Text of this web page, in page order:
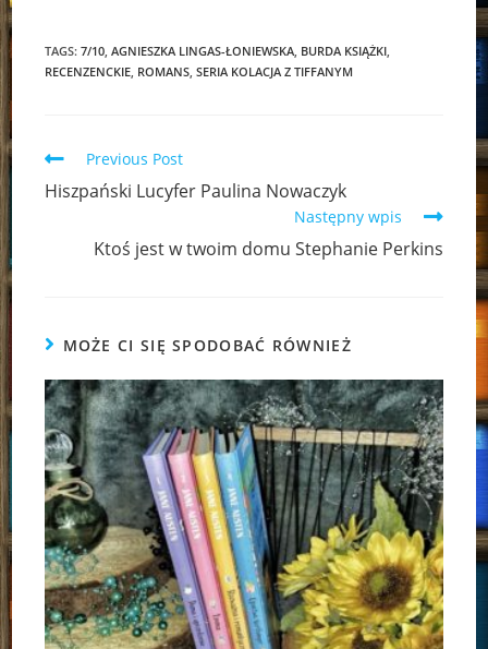
TAGS:7/10, AGNIESZKA LINGAS-ŁONIEWSKA, BURDA KSIĄŻKI,
RECENZENCKIE, ROMANS, SERIA KOLACJA Z TIFFANYM
Read
articles
Previous Post
Hiszpański Lucyfer Paulina Nowaczyk
Następny wpis
Ktoś jest w twoim domu Stephanie Perkins
MOŻE CI SIĘ SPODOBAĆ RÓWNIEŻ